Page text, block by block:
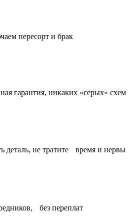
пересорт и брак
гарантия, никаких «серых» схем
деталь, не тратите время и нервы
без переплат